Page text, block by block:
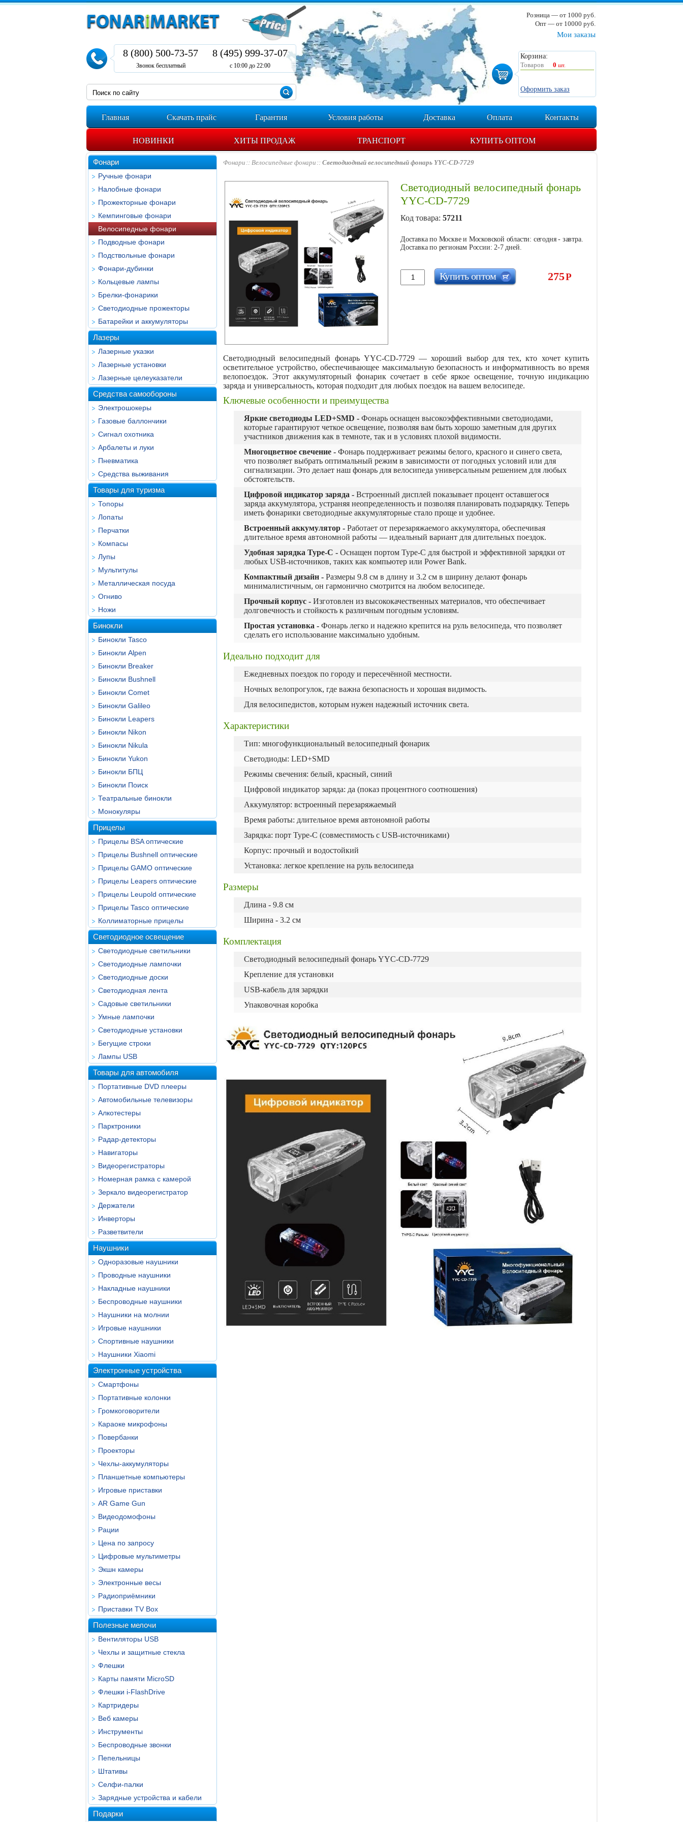
Мои заказы
Корзина:
Товаров
0 шт.
Оформить заказ
8 (800) 500-73-57
Звонок бесплатный
8 (495) 999-37-07
с 10:00 до 22:00
Розница — от 1000 руб.
Опт — от 10000 руб.
Главная Скачать прайс Гарантия Условия работы Доставка Оплата Контакты
НОВИНКИ ХИТЫ ПРОДАЖ ТРАНСПОРТ КУПИТЬ ОПТОМ
Фонари
Ручные фонари
Налобные фонари
Прожекторные фонари
Кемпинговые фонари
Велосипедные фонари
Подводные фонари
Подствольные фонари
Фонари-дубинки
Кольцевые лампы
Брелки-фонарики
Светодиодные прожекторы
Батарейки и аккумуляторы
Лазеры
Лазерные указки
Лазерные установки
Лазерные целеуказатели
Средства самообороны
Электрошокеры
Газовые баллончики
Сигнал охотника
Арбалеты и луки
Пневматика
Средства выживания
Товары для туризма
Топоры
Лопаты
Перчатки
Компасы
Лупы
Мультитулы
Металлическая посуда
Огниво
Ножи
Бинокли
Бинокли Tasco
Бинокли Alpen
Бинокли Breaker
Бинокли Bushnell
Бинокли Comet
Бинокли Galileo
Бинокли Leapers
Бинокли Nikon
Бинокли Nikula
Бинокли Yukon
Бинокли БПЦ
Бинокли Поиск
Театральные бинокли
Монокуляры
Прицелы
Прицелы BSA оптические
Прицелы Bushnell оптические
Прицелы GAMO оптические
Прицелы Leapers оптические
Прицелы Leupold оптические
Прицелы Tasco оптические
Коллиматорные прицелы
Светодиодное освещение
Светодиодные светильники
Светодиодные лампочки
Светодиодные доски
Светодиодная лента
Садовые светильники
Умные лампочки
Светодиодные установки
Бегущие строки
Лампы USB
Товары для автомобиля
Портативные DVD плееры
Автомобильные телевизоры
Алкотестеры
Парктроники
Радар-детекторы
Навигаторы
Видеорегистраторы
Номерная рамка с камерой
Зеркало видеорегистратор
Держатели
Инверторы
Разветвители
Наушники
Одноразовые наушники
Проводные наушники
Накладные наушники
Беспроводные наушники
Наушники на молнии
Игровые наушники
Спортивные наушники
Наушники Xiaomi
Электронные устройства
Смартфоны
Портативные колонки
Громкоговорители
Караоке микрофоны
Повербанки
Проекторы
Чехлы-аккумуляторы
Планшетные компьютеры
Игровые приставки
AR Game Gun
Видеодомофоны
Рации
Цена по запросу
Цифровые мультиметры
Экшн камеры
Электронные весы
Радиоприёмники
Приставки TV Box
Полезные мелочи
Вентиляторы USB
Чехлы и защитные стекла
Флешки
Карты памяти MicroSD
Флешки i-FlashDrive
Картридеры
Веб камеры
Инструменты
Беспроводные звонки
Пепельницы
Штативы
Селфи-палки
Зарядные устройства и кабели
Подарки
Фонари Велосипедные фонари Светодиодный велосипедный фонарь YYC-CD-7729
Светодиодный велосипедный фонарь
YYC-CD-7729
Код товара: 57211
Доставка по Москве и Московской области: сегодня - завтра.
Доставка по регионам России: 2-7 дней.
275Р
Купить оптом
Светодиодный велосипедный фонарь YYC-CD-7729 — хороший выбор для тех, кто хочет купить
осветительное устройство, обеспечивающее максимальную безопасность и информативность во время
велопоездок. Этот аккумуляторный фонарик сочетает в себе яркое освещение, точную индикацию
заряда и универсальность, которая подходит для любых поездок на вашем велосипеде.
Ключевые особенности и преимущества
Яркие светодиоды LED+SMD - Фонарь оснащен высокоэффективными светодиодами,
которые гарантируют четкое освещение, позволяя вам быть хорошо заметным для других
участников движения как в темноте, так и в условиях плохой видимости.
Многоцветное свечение - Фонарь поддерживает режимы белого, красного и синего света,
что позволяет выбрать оптимальный режим в зависимости от погодных условий или для
сигнализации. Это делает наш фонарь для велосипеда универсальным решением для любых
обстоятельств.
Цифровой индикатор заряда - Встроенный дисплей показывает процент оставшегося
заряда аккумулятора, устраняя неопределенность и позволяя планировать подзарядку. Теперь
иметь фонарики светодиодные аккумуляторные стало проще и удобнее.
Встроенный аккумулятор - Работает от перезаряжаемого аккумулятора, обеспечивая
длительное время автономной работы — идеальный вариант для длительных поездок.
Удобная зарядка Type-C - Оснащен портом Type-C для быстрой и эффективной зарядки от
любых USB-источников, таких как компьютер или Power Bank.
Компактный дизайн - Размеры 9.8 см в длину и 3.2 см в ширину делают фонарь
минималистичным, он гармонично смотрится на любом велосипеде.
Прочный корпус - Изготовлен из высококачественных материалов, что обеспечивает
долговечность и стойкость к различным погодным условиям.
Простая установка - Фонарь легко и надежно крепится на руль велосипеда, что позволяет
сделать его использование максимально удобным.
Идеально подходит для
Ежедневных поездок по городу и пересечённой местности.
Ночных велопрогулок, где важна безопасность и хорошая видимость.
Для велосипедистов, которым нужен надежный источник света.
Характеристики
Тип: многофункциональный велосипедный фонарик
Светодиоды: LED+SMD
Режимы свечения: белый, красный, синий
Цифровой индикатор заряда: да (показ процентного соотношения)
Аккумулятор: встроенный перезаряжаемый
Время работы: длительное время автономной работы
Зарядка: порт Type-C (совместимость с USB-источниками)
Корпус: прочный и водостойкий
Установка: легкое крепление на руль велосипеда
Размеры
Длина - 9.8 см
Ширина - 3.2 см
Комплектация
Светодиодный велосипедный фонарь YYC-CD-7729
Крепление для установки
USB-кабель для зарядки
Упаковочная коробка